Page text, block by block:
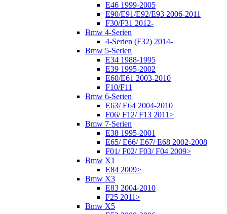
E46 1999-2005
E90/E91/E92/E93 2006-2011
F30/F31 2012-
Bmw 4-Serien
4-Serien (F32) 2014-
Bmw 5-Serien
E34 1988-1995
E39 1995-2002
E60/E61 2003-2010
F10/F11
Bmw 6-Serien
E63/ E64 2004-2010
F06/ F12/ F13 2011>
Bmw 7-Serien
E38 1995-2001
E65/ E66/ E67/ E68 2002-2008
F01/ F02/ F03/ F04 2009>
Bmw X1
E84 2009>
Bmw X3
E83 2004-2010
F25 2011>
Bmw X5